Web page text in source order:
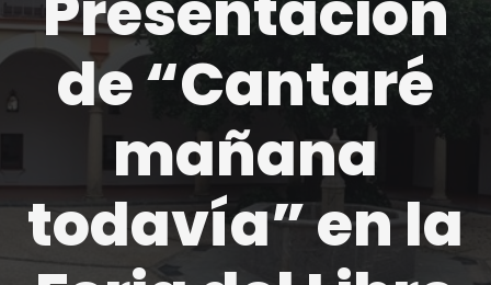
de “Cantaré
mañana
todavía” en la